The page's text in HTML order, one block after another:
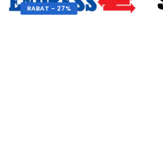
RABAT - 27%